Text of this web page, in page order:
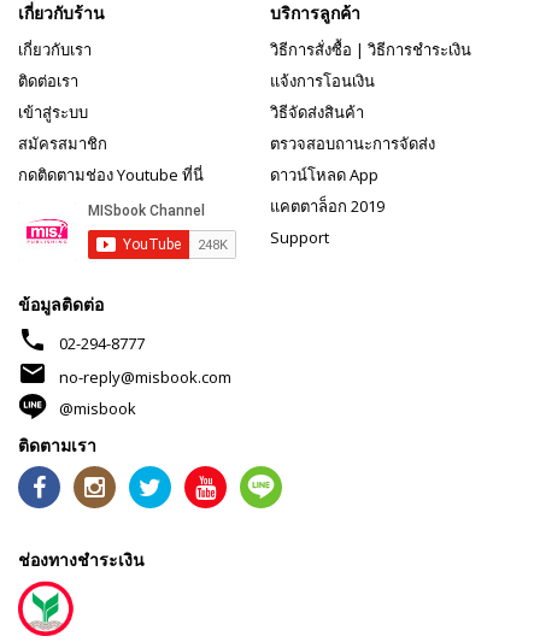
เกี่ยวกับร้าน
เกี่ยวกับเรา
ติดต่อเรา
เข้าสู่ระบบ
สมัครสมาชิก
กดติดตามช่อง Youtube ที่นี่
บริการลูกค้า
วิธีการสั่งซื้อ | วิธีการชำระเงิน
แจ้งการโอนเงิน
วิธีจัดส่งสินค้า
ตรวจสอบถานะการจัดส่ง
ดาวน์โหลด App
แคตตาล็อก 2019
Support
ข้อมูลติดต่อ
phone 02-294-8777
mail
no-reply@misbook.com
@misbook
ติดตามเรา
ช่องทางชำระเงิน